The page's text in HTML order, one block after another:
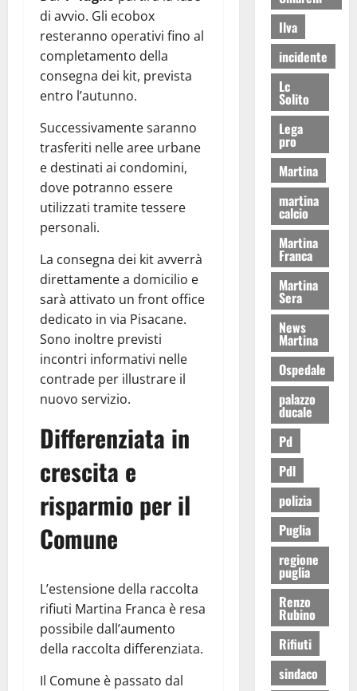
di avvio. Gli ecobox
resteranno operativi fino al
completamento della
consegna dei kit, prevista
entro l’autunno.
Successivamente saranno
trasferiti nelle aree urbane
e destinati ai condomini,
dove potranno essere
utilizzati tramite tessere
personali.
La consegna dei kit avverrà
direttamente a domicilio e
sarà attivato un front office
dedicato in via Pisacane.
Sono inoltre previsti
incontri informativi nelle
contrade per illustrare il
nuovo servizio.
Differenziata in
crescita e
risparmio per il
Comune
L’estensione della raccolta
rifiuti Martina Franca è resa
possibile dall’aumento
della raccolta differenziata.
Il Comune è passato dal
Ilva
incidente
Lc
Solito
Lega
pro
Martina
martina
calcio
Martina
Franca
Martina
Sera
News
Martina
Ospedale
palazzo
ducale
Pd
Pdl
polizia
Puglia
regione
puglia
Renzo
Rubino
Rifiuti
sindaco